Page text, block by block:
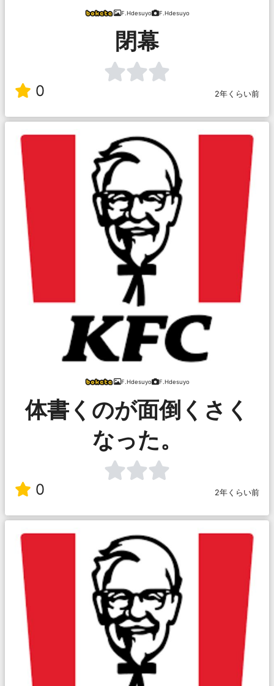
F.Hdesuyo F.Hdesuyo
閉幕
0 2年くらい前
F.Hdesuyo F.Hdesuyo
体書くのが面倒くさく
なった。
0 2年くらい前